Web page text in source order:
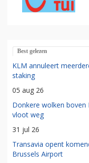
Best gelezen
KLM annuleert
staking
05 aug 26
Donkere wolken boven
vloot weg
31 jul 26
Transavia opent
Brussels Airport